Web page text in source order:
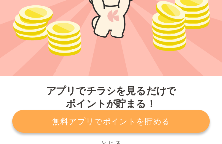
アプリでチラシを見るだけで
ポイントが貯まる！
無料アプリでポイントを貯める
プライバシーポリシー 利用規約
運営会社
サービスに関してのお問い合わせ